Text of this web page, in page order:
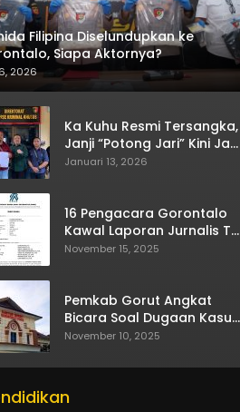
Filipina Diselundupkan ke
Siapa Aktornya?
2026
Ka Kuhu Resmi Tersangka,
Janji “Potong Jari” Kini Jadi
Bumerang
Januari 13, 2026
16 Pengacara Gorontalo
Kawal Laporan Jurnalis TV
One
November 15, 2025
Pemkab Gorut Angkat
Bicara Soal Dugaan Kasus
Asusila Oknum ASN
November 10, 2025